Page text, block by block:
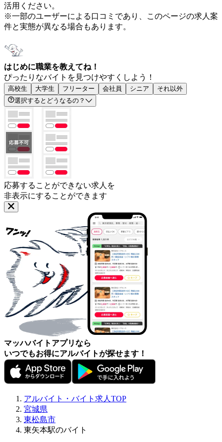
活用ください。
※一部のユーザーによる口コミであり、このページの求人案
件と実態が異なる場合もあります。
はじめに職業を教えてね！
ぴったりなバイトを見つけやすくしよう！
高校生 大学生 フリーター 会社員 シニア
それ以外
選択するとどうなるの？
応募することができない求人を
非表示にすることができます
マッハバイトアプリなら
いつでもお得にアルバイトが探せます！
アルバイト・バイト求人TOP
宮城県
東松島市
東矢本駅のバイト